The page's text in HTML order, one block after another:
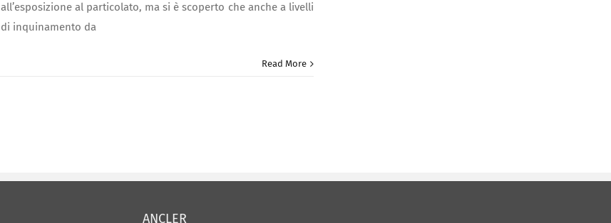
all’esposizione al particolato, ma si è scoperto che anche a livelli
di inquinamento da
Read More
ANCLER